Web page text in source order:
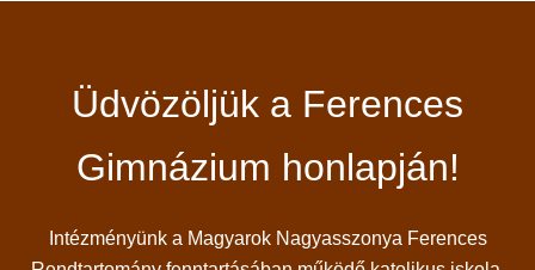
Üdvözöljük a Ferences
Gimnázium honlapján!
Intézményünk a Magyarok Nagyasszonya Ferences